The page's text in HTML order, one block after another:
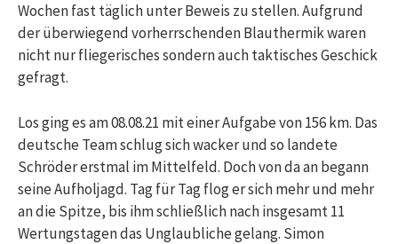
Wochen fast täglich unter Beweis zu stellen. Aufgrund
der überwiegend vorherrschenden Blauthermik waren
nicht nur fliegerisches sondern auch taktisches Geschick
gefragt.
Los ging es am 08.08.21 mit einer Aufgabe von 156 km. Das
deutsche Team schlug sich wacker und so landete
Schröder erstmal im Mittelfeld. Doch von da an begann
seine Aufholjagd. Tag für Tag flog er sich mehr und mehr
an die Spitze, bis ihm schließlich nach insgesamt 11
Wertungstagen das Unglaubliche gelang. Simon